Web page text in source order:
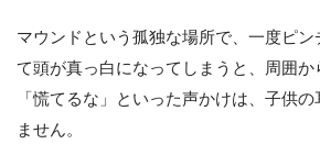
マウンドという孤独な場所で、一度ピ
て頭が真っ白になってしまうと、周囲か
「慌てるな」といった声かけは、子供
ません。